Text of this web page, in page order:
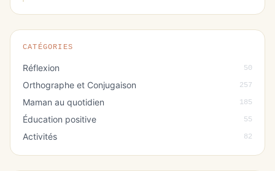
CATÉGORIES
Réflexion 50
Orthographe et Conjugaison 257
Maman au quotidien 185
Éducation positive 55
Activités 82